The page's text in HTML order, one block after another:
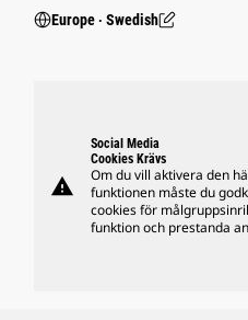
Europe ‧ Swedish
warning
Social Media
Cookies Krävs
Om du vill aktivera den
funktionen måste du
cookies för
funktion och prestanda